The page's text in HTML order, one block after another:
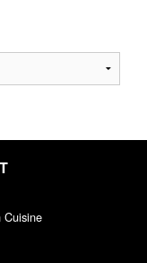
Cuisine